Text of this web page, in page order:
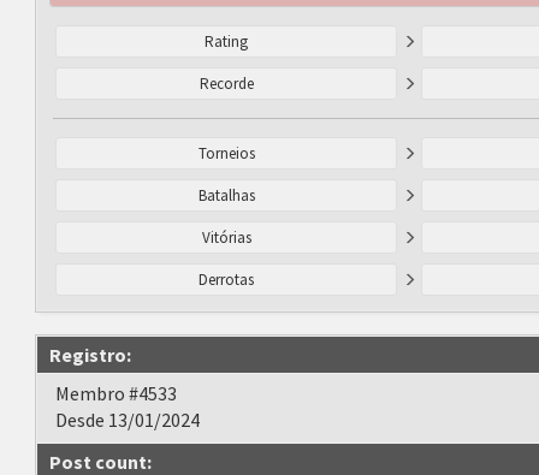
Rating
Recorde
Torneios
Batalhas
Vitórias
Derrotas
Registro:
Membro #4533
Desde 13/01/2024
Post count: